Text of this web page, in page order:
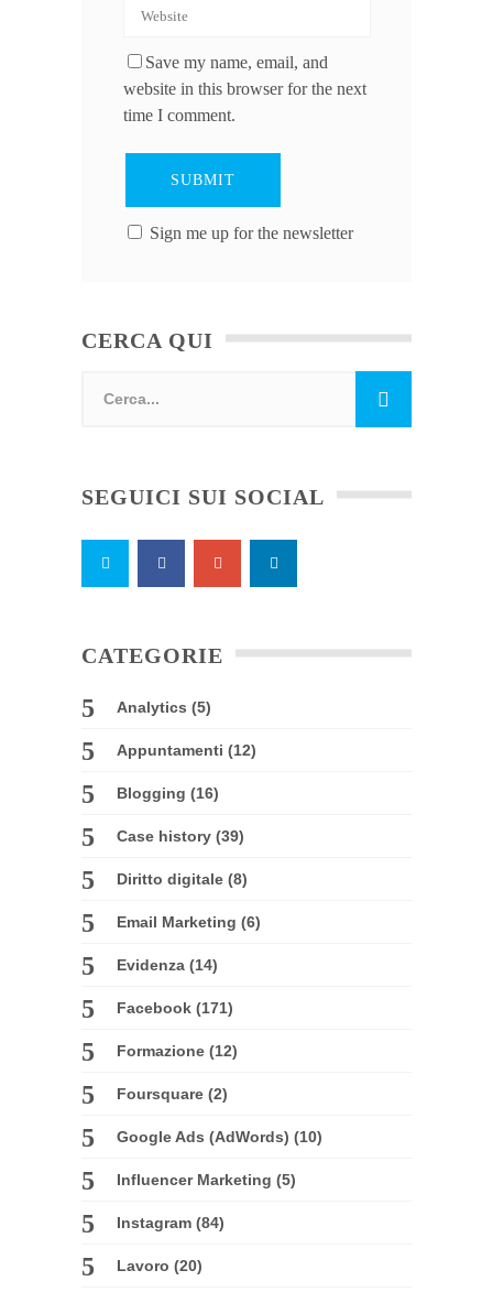
Save my name, email, and
website in this browser for the next
time I comment.
Sign me up for the newsletter
CERCA QUI
SEGUICI SUI SOCIAL
CATEGORIE
Analytics (5)
Appuntamenti (12)
Blogging (16)
Case history (39)
Diritto digitale (8)
Email Marketing (6)
Evidenza (14)
Facebook (171)
Formazione (12)
Foursquare (2)
Google Ads (AdWords) (10)
Influencer Marketing (5)
Instagram (84)
Lavoro (20)